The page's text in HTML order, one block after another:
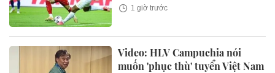
1 giờ trước
Video: HLV Campuchia nói
muốn 'phục thù' tuyển Việt Nam